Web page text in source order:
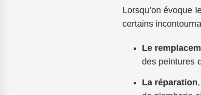
Lorsqu’on évoque
certains
Le
des peintures
La réparation